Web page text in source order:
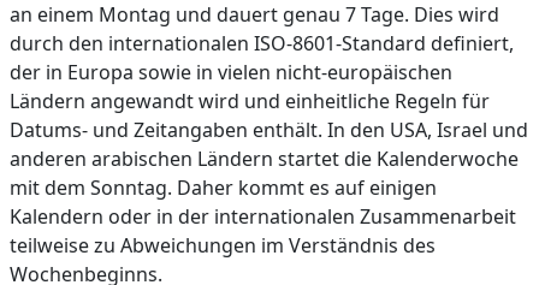
an einem Montag und dauert genau 7 Tage. Dies wird
durch den internationalen ISO-8601-Standard definiert,
der in Europa sowie in vielen nicht-europäischen
Ländern angewandt wird und einheitliche Regeln für
Datums- und Zeitangaben enthält. In den USA, Israel und
anderen arabischen Ländern startet die Kalenderwoche
mit dem Sonntag. Daher kommt es auf einigen
Kalendern oder in der internationalen Zusammenarbeit
teilweise zu Abweichungen im Verständnis des
Wochenbeginns.